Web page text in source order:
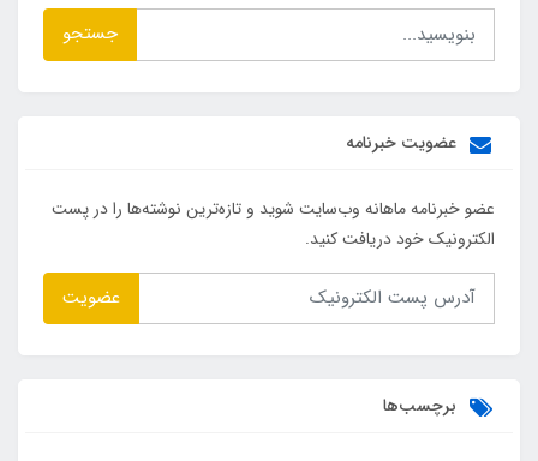
جستجو
عضویت خبرنامه
عضو خبرنامه ماهانه وب‌سایت شوید و تازه‌ترین نوشته‌ها را در پست
الکترونیک خود دریافت کنید.
عضویت
برچسب‌ها